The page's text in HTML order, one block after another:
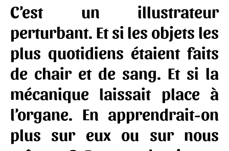
C’est un illustrateur
perturbant. Et si les objets les
plus quotidiens étaient faits
de chair et de sang. Et si la
mécanique laissait place à
l’organe. En apprendrait-on
plus sur eux ou sur nous